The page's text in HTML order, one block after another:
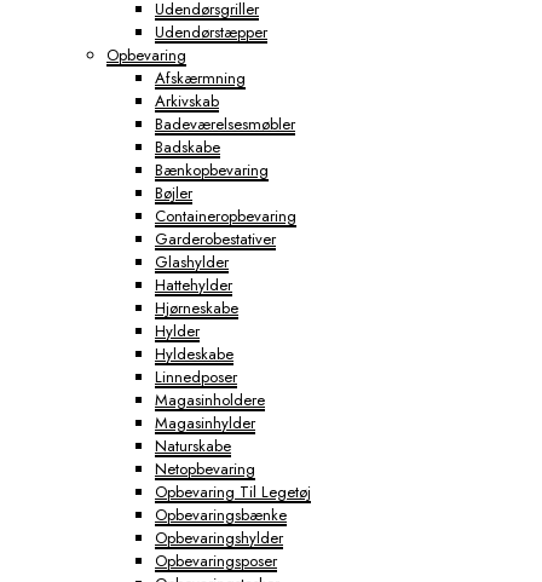
Udendørsgriller
Udendørstæpper
Opbevaring
Afskærmning
Arkivskab
Badeværelsesmøbler
Badskabe
Bænkopbevaring
Bøjler
Containeropbevaring
Garderobestativer
Glashylder
Hattehylder
Hjørneskabe
Hylder
Hyldeskabe
Linnedposer
Magasinholdere
Magasinhylder
Naturskabe
Netopbevaring
Opbevaring Til Legetøj
Opbevaringsbænke
Opbevaringshylder
Opbevaringsposer